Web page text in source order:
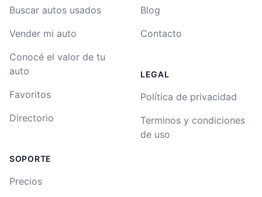
Buscar autos usados
Vender mi auto
Conocé el valor de tu
auto
Favoritos
Directorio
SOPORTE
Precios
Blog
Contacto
LEGAL
Política de privacidad
Terminos y condiciones
de uso